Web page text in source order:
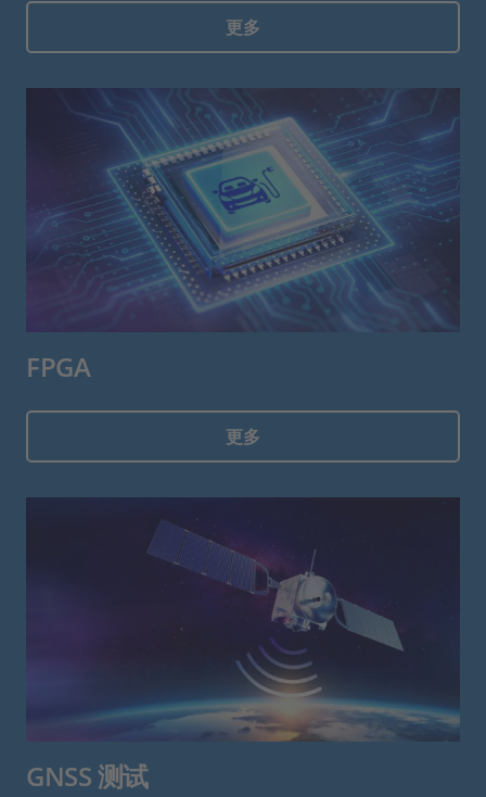
更多
FPGA
更多
GNSS 测试